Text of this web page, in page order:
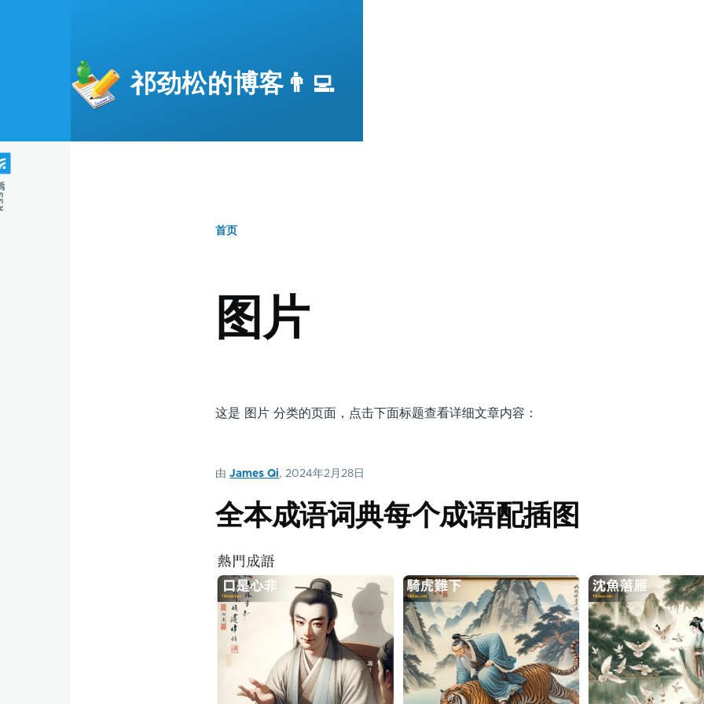
祁劲松的博客👨‍💻
包
屑
首页
图片
这是 图片 分类的页面，点击下面标题查看详细文章内容：
由James Qi, 2024年2月28日
全本成语词典每个成语配插图